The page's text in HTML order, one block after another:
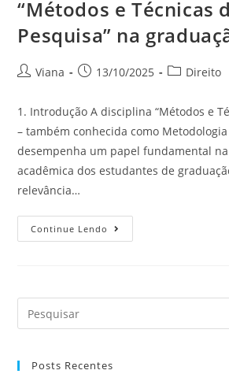
“Métodos e Técnicas
Pesquisa” na
Viana 13/10/2025 Direito
1. Introdução A disciplina “Métodos e
– também conhecida como
desempenha um papel fundamental
acadêmica dos estudantes de
relevância…
Continue Lendo
Posts Recentes